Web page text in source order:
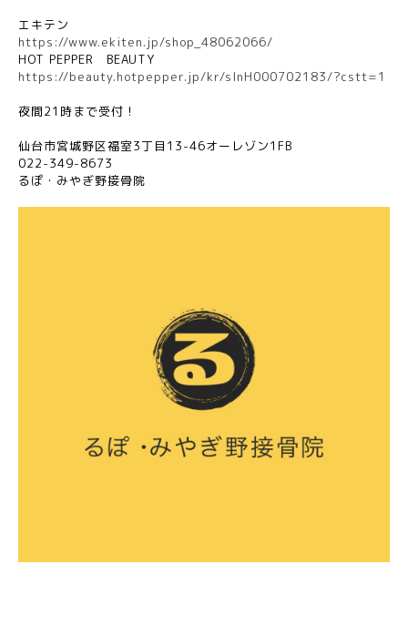
エキテン
https://www.ekiten.jp/shop_48062066/
HOT PEPPER
BEAUTY
https://beauty.hotpepper.jp/kr/slnH000702183/?cstt=1
夜間21 時まで受付！
仙台市宮城野区福室3丁目 13-46オーレゾン1FB
022-349-8673
るぽ・みやぎ野接骨院